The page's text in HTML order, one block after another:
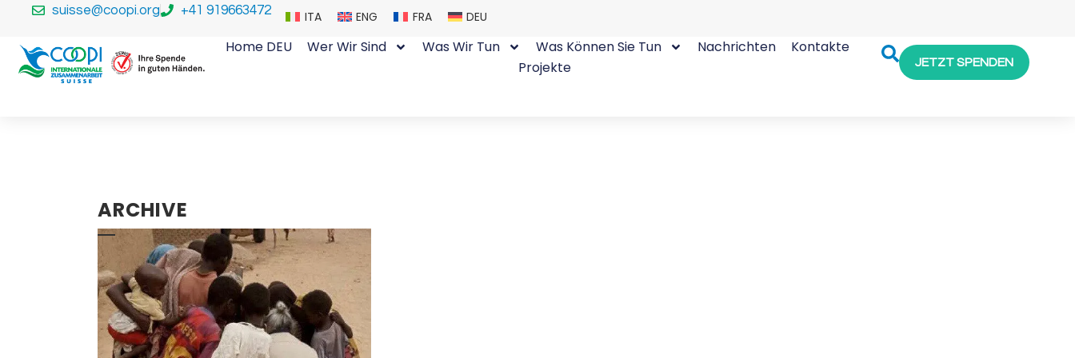
suisse@coopi.org +41 919663472 ITA ENG FRA DEU
Home DEU Wer Wir Sind Was Wir Tun Was Können Sie Tun Nachrichten
Kontakte
Projekte
JETZT SPENDEN
ARCHIVE